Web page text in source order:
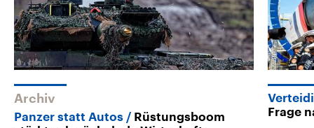
Archiv
Panzer statt Autos
Rüstungsboom
Frage